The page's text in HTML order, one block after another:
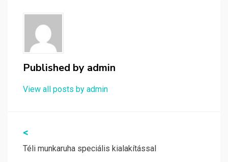
Published by admin
View all posts by admin
Bejegyzés
navigáció
<
Téli munkaruha speciális kialakítással